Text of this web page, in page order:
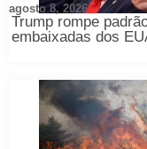
Trump rompe
embaixadas dos
agosto 8, 2026